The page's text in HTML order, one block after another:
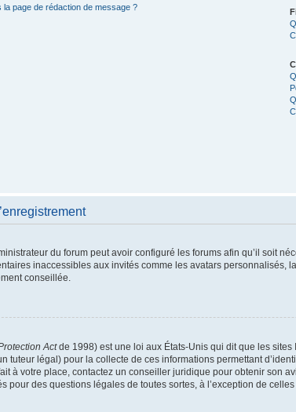
page de rédaction de message ?
du forum peut avoir configuré les forums afin qu’il soit
inaccessibles aux invités comme les avatars personnalisés,
conseillée.
Actde 1998) est une loi aux États-Unis qui dit que les
tuteur légal) pour la collecte de ces informations permettant
à votre place, contactez un conseiller juridique pour obtenir son
pour des questions légales de toutes sortes, à l’exception de